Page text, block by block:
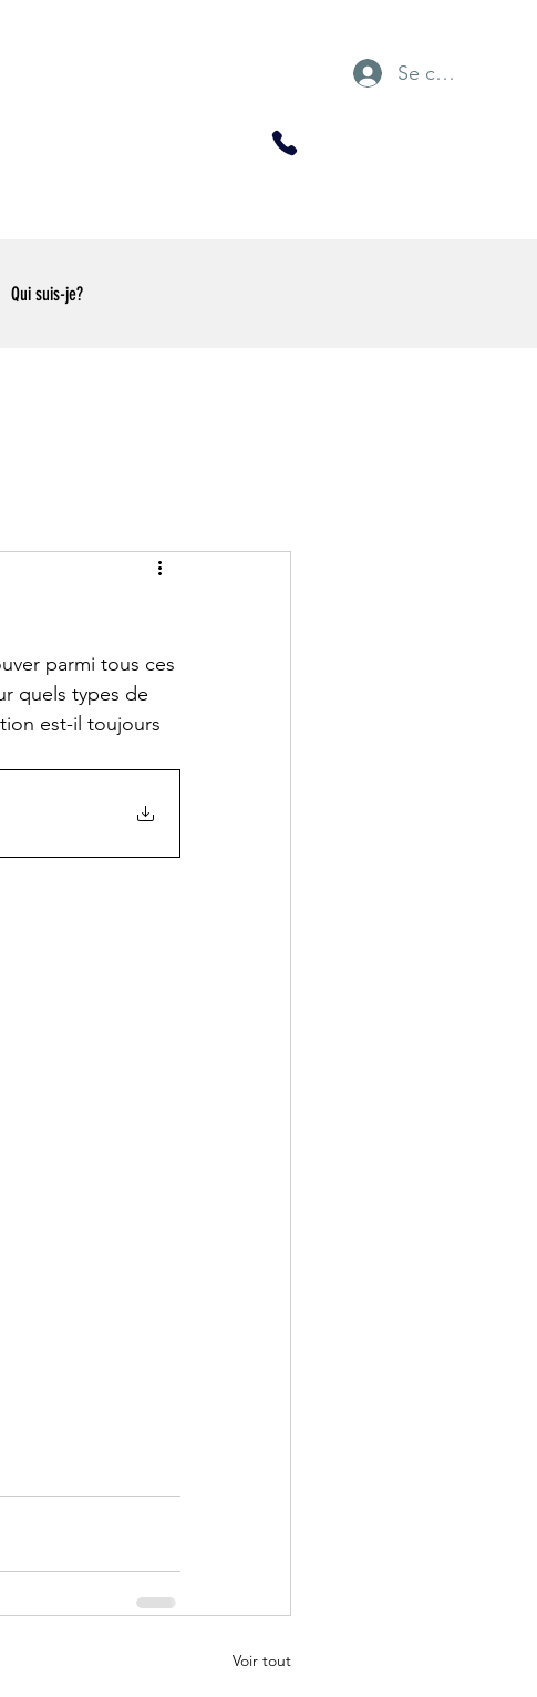
Se connecter
Qui suis-je?
parmi tous ces
quels types de
est-il toujours
Voir tout